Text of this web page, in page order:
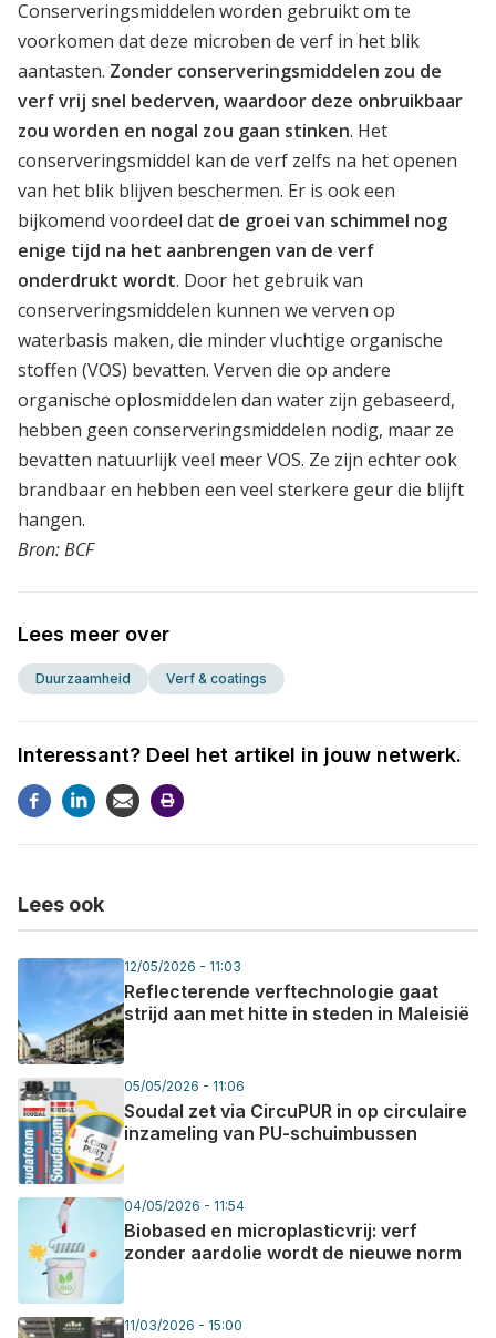
Conserveringsmiddelen worden gebruikt om te
voorkomen dat deze microben de verf in het blik
aantasten. Zonder conserveringsmiddelen zou de
verf vrij snel bederven, waardoor deze onbruikbaar
zou worden en nogal zou gaan stinken. Het
conserveringsmiddel kan de verf zelfs na het openen
van het blik blijven beschermen. Er is ook een
bijkomend voordeel dat de groei van schimmel nog
enige tijd na het aanbrengen van de verf
onderdrukt wordt. Door het gebruik van
conserveringsmiddelen kunnen we verven op
waterbasis maken, die minder vluchtige organische
stoffen (VOS) bevatten. Verven die op andere
organische oplosmiddelen dan water zijn gebaseerd,
hebben geen conserveringsmiddelen nodig, maar ze
bevatten natuurlijk veel meer VOS. Ze zijn echter ook
brandbaar en hebben een veel sterkere geur die blijft
hangen.
Bron: BCF
Lees meer over
Duurzaamheid Verf & coatings
Interessant? Deel het artikel in jouw netwerk.
Lees ook
12/05/2026 - 11:03
Reflecterende verftechnologie gaat
strijd aan met hitte in steden in Maleisië
05/05/2026 - 11:06
Soudal zet via CircuPUR in op circulaire
inzameling van PU-schuimbussen
04/05/2026 - 11:54
Biobased en microplasticvrij: verf
zonder aardolie wordt de nieuwe norm
11/03/2026 - 15:00